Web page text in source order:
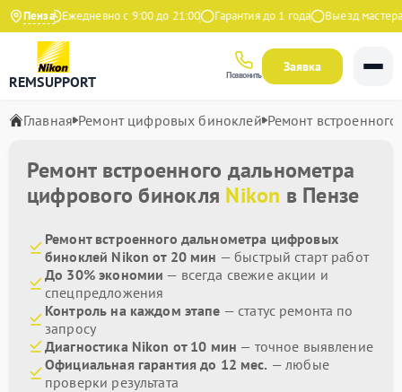
ПензаЕжедневно с 9:00 до 21:00 Гарантия до 1 года Выезд мастера
REMSUPPORT Позвонить
Заявка
Главная Ремонт цифровых биноклей Ремонт
Ремонт встроенного дальнометра
цифрового бинокля Nikon в Пензе
Ремонт встроенного дальнометра цифровых
биноклей Nikon от 20 мин — быстрый старт работ
До 30% экономии — всегда свежие акции и
спецпредложения
Контроль на каждом этапе — статус ремонта по
запросу
Диагностика Nikon от 10 мин — точное выявление
Официальная гарантия до 12 мес. — любые
проверки результата